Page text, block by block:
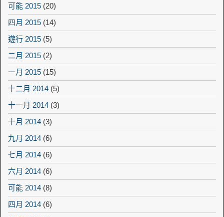
可能 2015 (20)
四月 2015 (14)
遊行 2015 (5)
二月 2015 (2)
一月 2015 (15)
十二月 2014 (5)
十一月 2014 (3)
十月 2014 (3)
九月 2014 (6)
七月 2014 (6)
六月 2014 (6)
可能 2014 (8)
四月 2014 (6)